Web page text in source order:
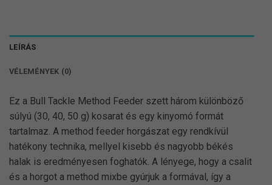
LEÍRÁS
VÉLEMÉNYEK (0)
Ez a Bull Tackle Method Feeder szett három különböző
súlyú (30, 40, 50 g) kosarat és egy kinyomó formát
tartalmaz. A method feeder horgászat egy rendkívül
hatékony technika, mellyel kisebb és nagyobb békés
halak is eredményesen foghatók. A lényege, hogy a csalit
és a horgot a method mixbe gyúrjuk a formával, így a